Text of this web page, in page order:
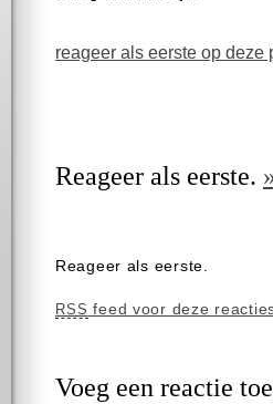
reageer als eerste op deze
Reageer als eerste.
Reageer als eerste.
RSS feed voor deze
Voeg een reactie